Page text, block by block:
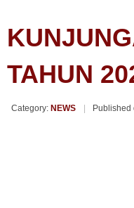
TAHUN
Category: NEWS Published